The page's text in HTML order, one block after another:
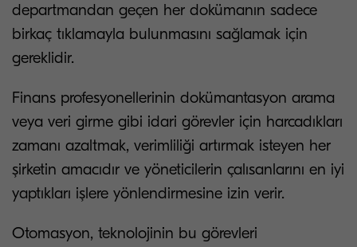
departmandan geçen her dokümanın sadece
birkaç tıklamayla bulunmasını sağlamak için
gereklidir.
Finans profesyonellerinin dokümantasyon arama
veya veri girme gibi idari görevler için harcadıkları
zamanı azaltmak, verimliliği artırmak isteyen her
şirketin amacıdır ve yöneticilerin çalısanlarını en iyi
yaptıkları işlere yönlendirmesine izin verir.
Otomasyon, teknolojinin bu görevleri